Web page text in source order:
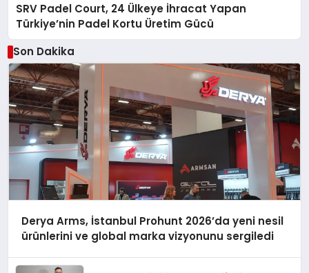
SRV Padel Court, 24 Ülkeye İhracat Yapan
Türkiye’nin Padel Kortu Üretim Gücü
Son Dakika
Derya Arms, İstanbul Prohunt 2026’da yeni nesil
ürünlerini ve global marka vizyonunu sergiledi